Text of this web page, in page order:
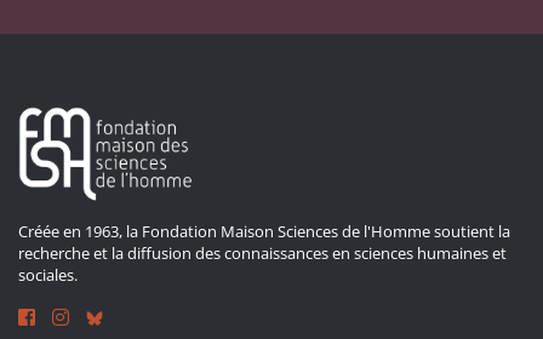
Créée en 1963, la Fondation Maison Sciences de l'Homme soutient la
recherche et la diffusion des connaissances en sciences humaines et
sociales.